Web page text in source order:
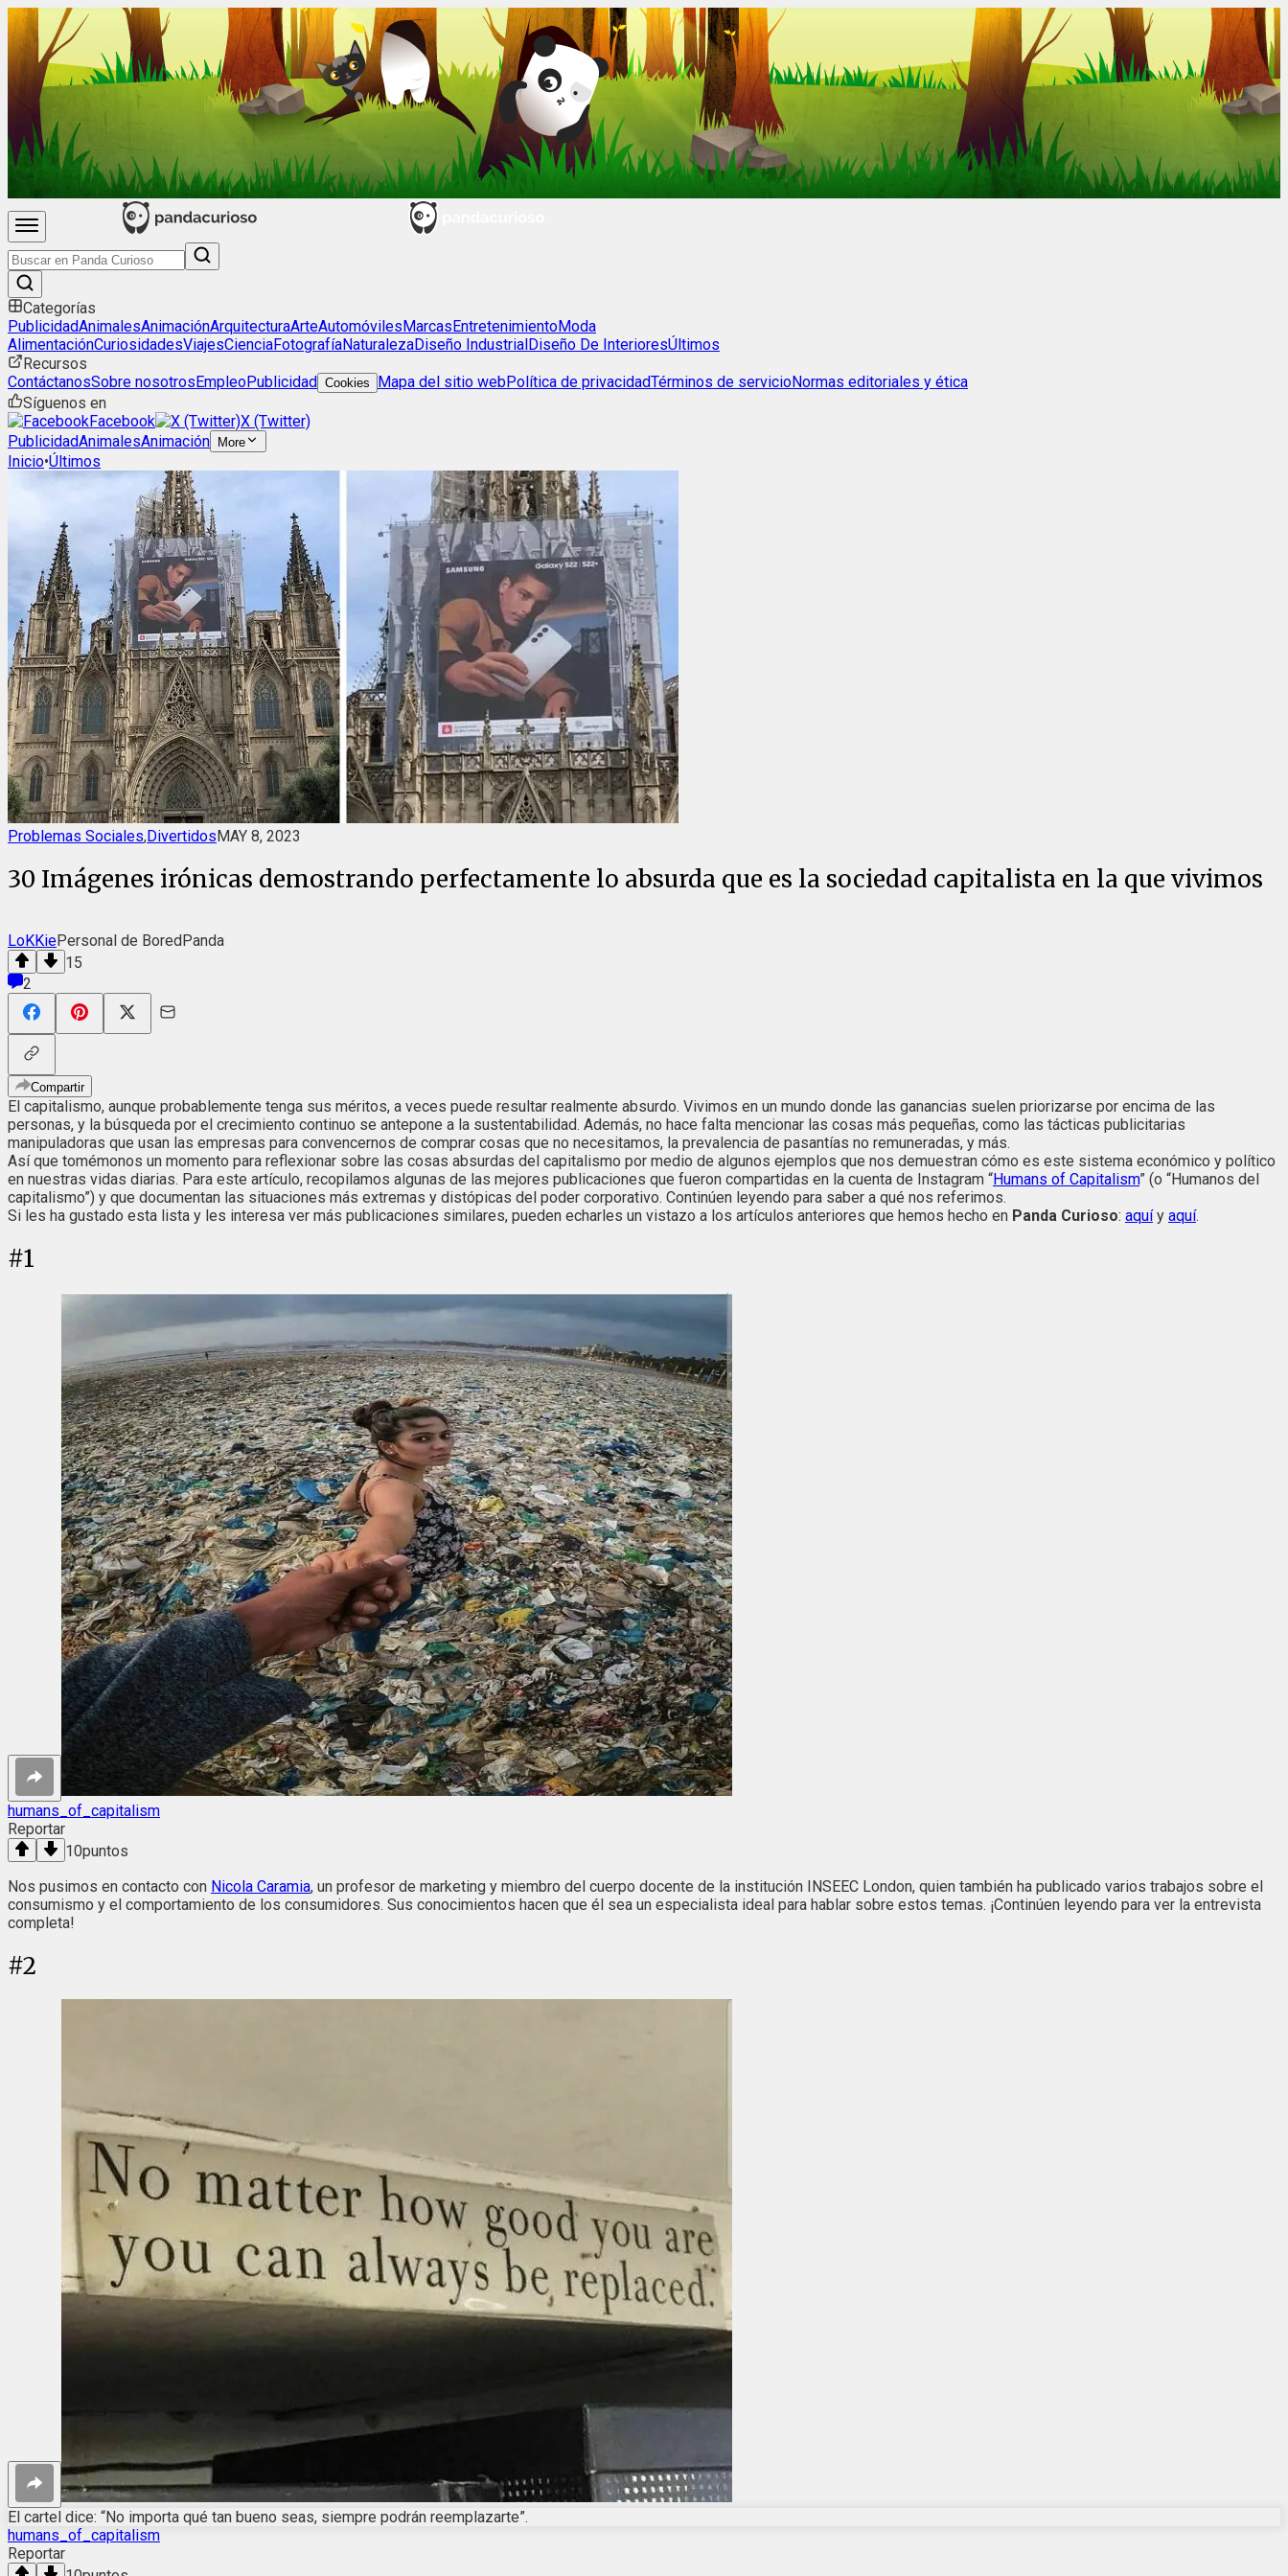
Categorías
PublicidadAnimalesAnimaciónArquitecturaArteAutomóvilesMarcasEntretenimientoModa
AlimentaciónCuriosidadesViajesCienciaFotografíaNaturalezaDiseño IndustrialDiseño De InterioresÚltimos
Recursos
ContáctanosSobre nosotrosEmpleoPublicidad Cookies Mapa del sitio webPolítica de privacidadTérminos de servicioNormas editoriales y ética
Síguenos en
Facebook
X (Twitter)
PublicidadAnimalesAnimación More
Inicio•Últimos
Problemas Sociales,DivertidosMAY 8, 2023
30 Imágenes irónicas demostrando perfectamente lo absurda que es la sociedad capitalista en la que vivimos
LoKKiePersonal de BoredPanda
15
2
Compartir
El capitalismo, aunque probablemente tenga sus méritos, a veces puede resultar realmente absurdo. Vivimos en un mundo donde las ganancias suelen priorizarse por encima de las
personas, y la búsqueda por el crecimiento continuo se antepone a la sustentabilidad. Además, no hace falta mencionar las cosas más pequeñas, como las tácticas publicitarias
manipuladoras que usan las empresas para convencernos de comprar cosas que no necesitamos, la prevalencia de pasantías no remuneradas, y más.
Así que tomémonos un momento para reflexionar sobre las cosas absurdas del capitalismo por medio de algunos ejemplos que nos demuestran cómo es este sistema económico y político
en nuestras vidas diarias. Para este artículo, recopilamos algunas de las mejores publicaciones que fueron compartidas en la cuenta de Instagram “Humans of Capitalism” (o “Humanos del
capitalismo”) y que documentan las situaciones más extremas y distópicas del poder corporativo. Continúen leyendo para saber a qué nos referimos.
Si les ha gustado esta lista y les interesa ver más publicaciones similares, pueden echarles un vistazo a los artículos anteriores que hemos hecho en Panda Curioso: aquíy aquí.
#1
humans_of_capitalism
Reportar
10puntos
Nos pusimos en contacto con Nicola Caramia, un profesor de marketing y miembro del cuerpo docente de la institución INSEEC London, quien también ha publicado varios trabajos sobre el
consumismo y el comportamiento de los consumidores. Sus conocimientos hacen que él sea un especialista ideal para hablar sobre estos temas. ¡Continúen leyendo para ver la entrevista
completa!
#2
El cartel dice: “No importa qué tan bueno seas, siempre podrán reemplazarte”.
humans_of_capitalism
Reportar